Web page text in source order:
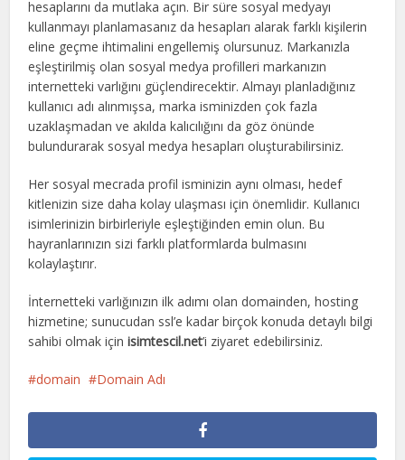
hesaplarını da mutlaka açın. Bir süre sosyal medyayı
kullanmayı planlamasanız da hesapları alarak farklı kişilerin
eline geçme ihtimalini engellemiş olursunuz. Markanızla
eşleştirilmiş olan sosyal medya profilleri markanızın
internetteki varlığını güçlendirecektir. Almayı planladığınız
kullanıcı adı alınmışsa, marka isminizden çok fazla
uzaklaşmadan ve akılda kalıcılığını da göz önünde
bulundurarak sosyal medya hesapları oluşturabilirsiniz.
Her sosyal mecrada profil isminizin aynı olması, hedef
kitlenizin size daha kolay ulaşması için önemlidir. Kullanıcı
isimlerinizin birbirleriyle eşleştiğinden emin olun. Bu
hayranlarınızın sizi farklı platformlarda bulmasını
kolaylaştırır.
İnternetteki varlığınızın ilk adımı olan domainden, hosting
hizmetine; sunucudan ssl’e kadar birçok konuda detaylı bilgi
sahibi olmak içinisimtescil.net’i ziyaret edebilirsiniz.
domain Domain Adı